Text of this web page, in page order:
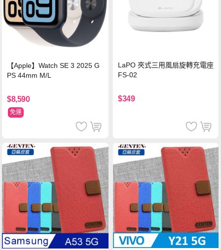
【Apple】Watch SE 3 2025 G
PS 44mm M/L
$8,590
免運
LaPO 夾式三用風扇旋轉充電座
FS-02
$349